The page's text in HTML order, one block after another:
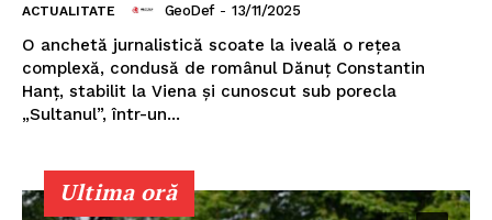
ACTUALITATE GeoDef - 13/11/2025
O anchetă jurnalistică scoate la iveală o rețea
complexă, condusă de românul Dănuț Constantin
Hanț, stabilit la Viena și cunoscut sub porecla
„Sultanul”, într-un...
Ultima oră